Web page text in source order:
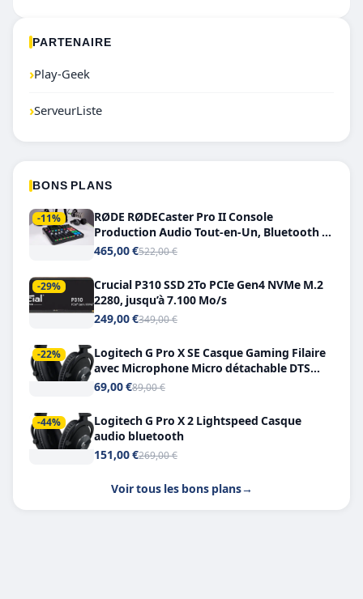
PARTENAIRE
›Play-Geek
›ServeurListe
BONS PLANS
-11%
RØDE RØDECaster Pro II Console
Production Audio Tout-en-Un, Bluetooth et
Double USB-C
465,00 €522,00 €
-29%
Crucial P310 SSD 2To PCIe Gen4 NVMe M.2
2280, jusqu’à 7.100 Mo/s
249,00 €349,00 €
-22%
Logitech G Pro X SE Casque Gaming Filaire
avec Microphone Micro détachable DTS
Headphone X 7.1
69,00 €89,00 €
-44%
Logitech G Pro X 2 Lightspeed Casque
audio bluetooth
151,00 €269,00 €
Voir tous les bons plans→